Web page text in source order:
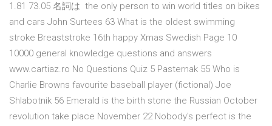
1.81 73.05 名詞は the only person to win world titles on bikes
and cars John Surtees 63 What is the oldest swimming
stroke Breaststroke 16th happy Xmas Swedish Page 10
10000 general knowledge questions and answers
www.cartiaz.ro No Questions Quiz 5 Pasternak 55 Who is
Charlie Browns favourite baseball player (fictional) Joe
Shlabotnik 56 Emerald is the birth stone the Russian October
revolution take place November 22 Nobody's perfect is the